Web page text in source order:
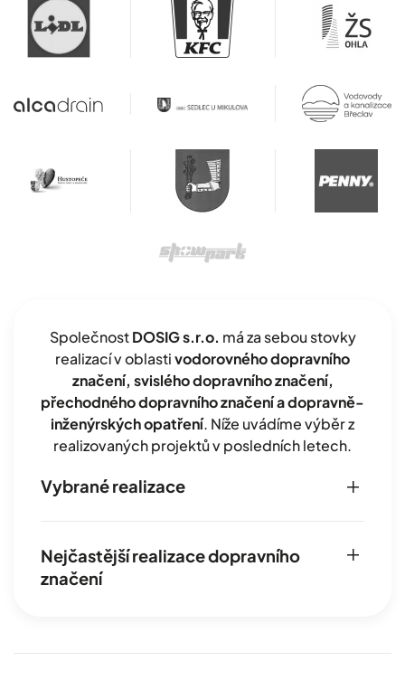
SpolečnostDOSIG s.r.o. má za sebou stovky
realizací v oblastivodorovného dopravního
značení, svislého dopravního značení,
přechodného dopravního značení a dopravně-
inženýrských opatření. Níže uvádíme výběr z
realizovaných projektů v posledních letech.
Vybrané realizace
Nejčastější realizace dopravního
značení